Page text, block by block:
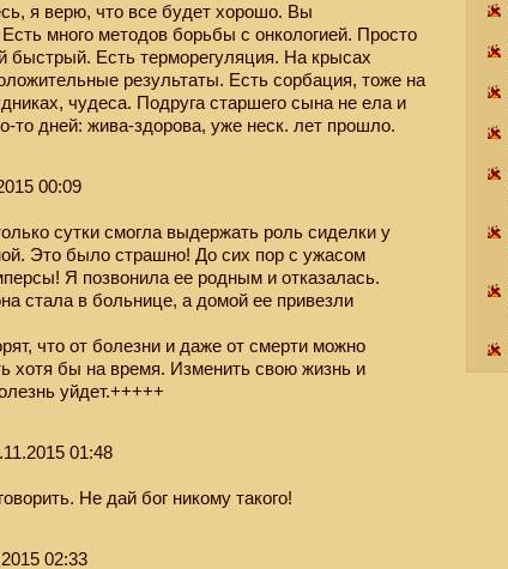
я верю, что все будет хорошо. Вы
много методов борьбы с онкологией. Просто
Есть терморегуляция. На крысах
результаты. Есть сорбация, тоже на
чудеса. Подруга старшего сына не ела и
то дней: жива-здорова, уже неск. лет прошло.
00:09
сутки смогла выдержать роль сиделки у
Это было страшно! До сих пор с ужасом
Я позвонила ее родным и отказалась.
стала в больнице, а домой ее привезли
что от болезни и даже от смерти можно
хотя бы на время. Изменить свою жизнь и
уйдет.+++++
01:48
Не дай бог никому такого!
02:33